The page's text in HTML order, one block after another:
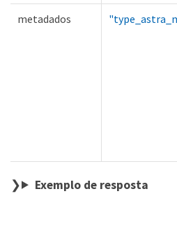
metadados
Exemplo de resposta